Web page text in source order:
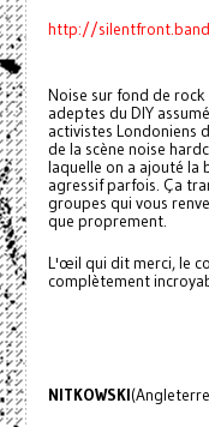
http://
Noise sur fond de
adeptes du DIY
activistes Londoniens
de la scène noise
laquelle on a ajouté la
agressif parfois. Ça
groupes qui vous
que proprement.
L'œil qui dit merci, le
complètement
NITKOWSKI